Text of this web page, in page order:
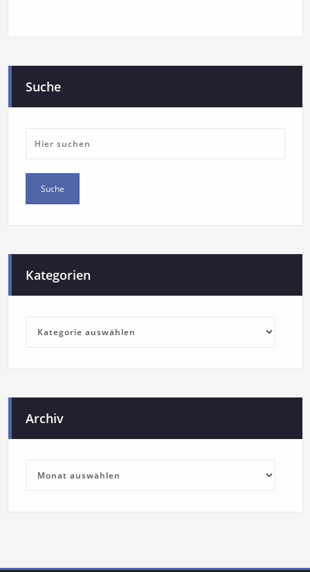
Suche
Kategorien
Archiv